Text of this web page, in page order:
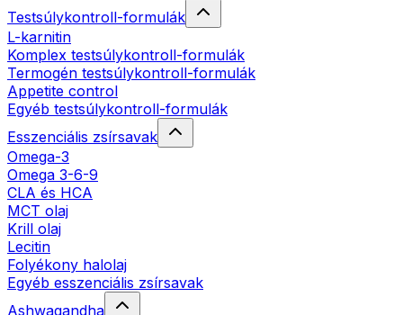
Testsúlykontroll-formulák
L-karnitin
Komplex testsúlykontroll-formulák
Termogén testsúlykontroll-formulák
Appetite control
Egyéb testsúlykontroll-formulák
Esszenciális zsírsavak
Omega-3
Omega 3-6-9
CLA és HCA
MCT olaj
Krill olaj
Lecitin
Folyékony halolaj
Egyéb esszenciális zsírsavak
Ashwagandha